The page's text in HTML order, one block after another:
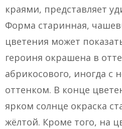
краями, представляет
Форма старинная,
цветения может
героиня окрашена в
абрикосового, иногда
оттенком. В конце
ярком солнце окраска
жёлтой. Кроме того, на